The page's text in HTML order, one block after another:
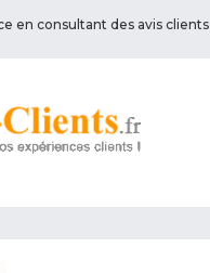
en consultant des avis clients